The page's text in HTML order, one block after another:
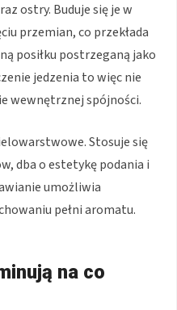
ostry. Buduje się je w
przemian, co przekłada
posiłku postrzeganą jako
jedzenia to więc nie
wewnętrznej spójności.
Stosuje się
dba o estetykę podania i
umożliwia
pełni aromatu.
na co